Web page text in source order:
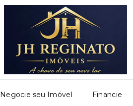
Negocie seu Imóvel Financie